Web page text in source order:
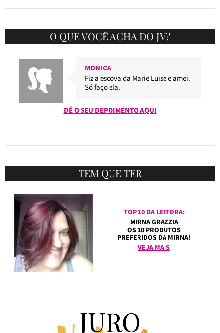
O QUE VOCÊ ACHA DO JV?
MONICA
Fiz a escova da Marie Luise e amei.
Só faço ela.
DÊ O SEU DEPOIMENTO AQUI
TEM QUE TER
TOP 10 DA LEITORA:
MIRNA GRAZZIA
OS 10 PRODUTOS
PREFERIDOS DA MIRNA!
VEJA MAIS